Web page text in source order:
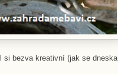
si bezva kreativní (jak se dneska